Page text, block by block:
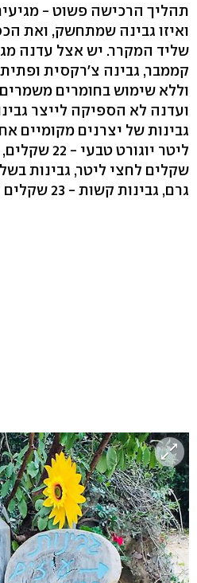
תהליך הרכישה פשוט -
ואיזו גבינה שמתחשק, ואת
שליד המקרר. יש אצל עדנה
קממבר, גבינה צ'רקסית
וללא שימוש בחומרים
ועדנה לא הספיקה לייצר
גבינות של יצרנים מקומיים
גרם, גבינות קשות - 23 שקלים ל-100 גרם.